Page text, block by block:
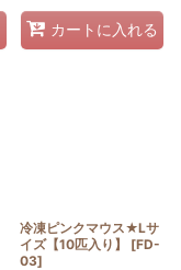
カートに入れる
冷凍ピンクマウス★Lサ
イズ【10匹入り】
[FD-
03]